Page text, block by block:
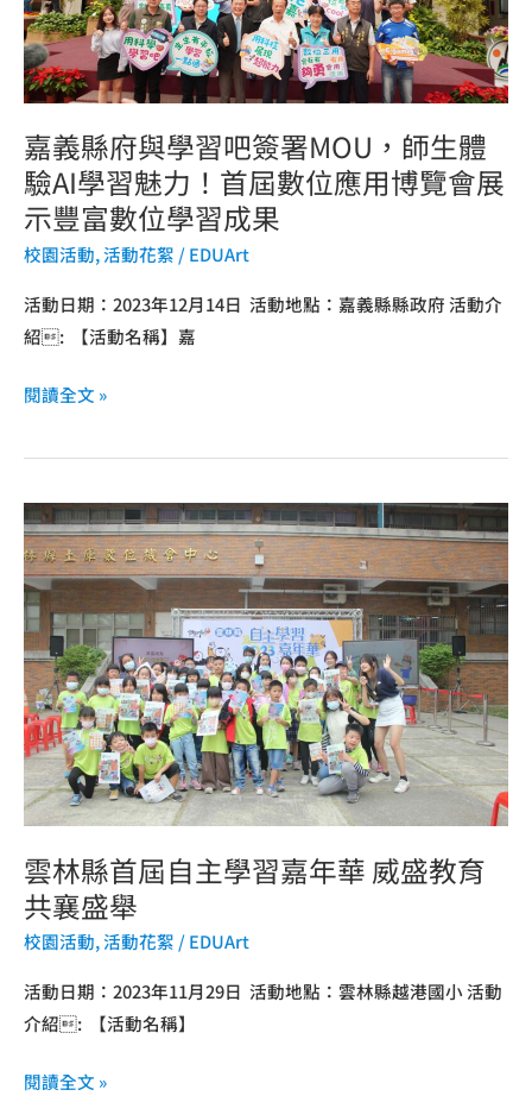
嘉義縣府與學習吧簽署MOU，師生體
驗AI學習魅力！首屆數位應用博覽會展
示豐富數位學習成果
校園活動,活動花絮 /EDUArt
活動日期：2023年12月14日 活動地點：嘉義縣縣政府 活動介
紹: 【活動名稱】嘉
學
習
吧
簽
署
MOU，
師
生
體
驗
AI
習
力！
屆
數
位
應
用
博
覽
會
展
示
富
數
位
習
成
閱讀全文 »
雲林縣首屆自主學習嘉年華 威盛教育
共襄盛舉
校園活動,活動花絮 /EDUArt
活動日期：2023年11月29日 活動地點：雲林縣越港國小 活動
介紹: 【活動名稱】
雲
林
縣
首
屆
自
主
學
習
嘉
華
威
盛
育
共
閱讀全文 »